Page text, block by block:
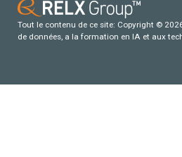
Tout le contenu de ce site: Copyright ©
de données, a la formation en IA et aux